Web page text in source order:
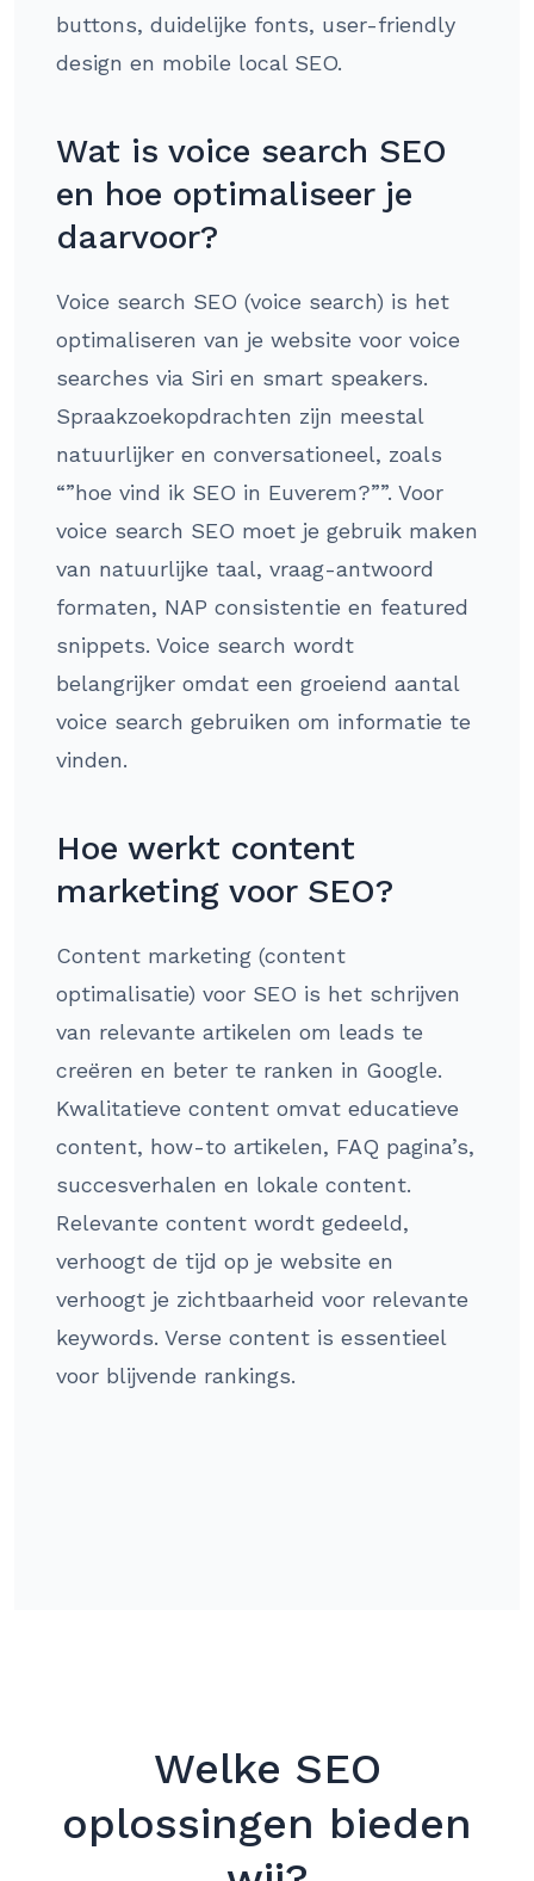
buttons, duidelijke fonts, user-friendly
design en mobile local SEO.
Wat is voice search SEO
en hoe optimaliseer je
daarvoor?
Voice search SEO (voice search) is het
optimaliseren van je website voor voice
searches via Siri en smart speakers.
Spraakzoekopdrachten zijn meestal
natuurlijker en conversationeel, zoals
“”hoe vind ik SEO in Euverem?””. Voor
voice search SEO moet je gebruik maken
van natuurlijke taal, vraag-antwoord
formaten, NAP consistentie en featured
snippets. Voice search wordt
belangrijker omdat een groeiend aantal
voice search gebruiken om informatie te
vinden.
Hoe werkt content
marketing voor SEO?
Content marketing (content
optimalisatie) voor SEO is het schrijven
van relevante artikelen om leads te
creëren en beter te ranken in Google.
Kwalitatieve content omvat educatieve
content, how-to artikelen, FAQ pagina’s,
succesverhalen en lokale content.
Relevante content wordt gedeeld,
verhoogt de tijd op je website en
verhoogt je zichtbaarheid voor relevante
keywords. Verse content is essentieel
voor blijvende rankings.
Welke SEO
oplossingen bieden